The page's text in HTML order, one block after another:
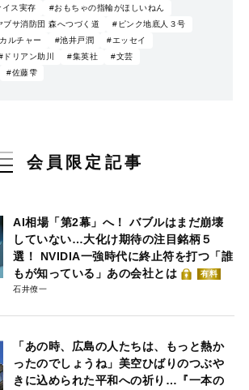
ス実存
#おもちゃの指輪がほしいねん
ブサ消防団 森へつづく道
#ピンク地底人３号
ルチャー #池井戸潤
#エッセイ
ドリアン助川 #集英社
#文芸
#佐藤雫
会員限定記事
AI相場「第2幕」へ！ バブルはまだ崩壊
していない…大化け期待の注目銘柄５
選！ NVIDIA一強時代に終止符を打つ「誰
もが知っている」あの会社とは
有料
石井僚一
「あの時、広島の人たちは、もっと熱か
ったのでしょうね」美空ひばりのつぶや
きに込められた平和への祈り…『一本の